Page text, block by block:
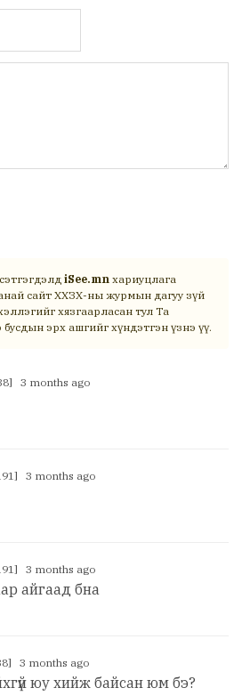
iSee.mn хариуцлага
сайт ХХЗХ-ны журмын дагуу зүй
хязгаарласан тул Та
бусдын эрх ашгийг хүндэтгэн үзнэ үү.
3 months ago
3 months ago
3 months ago
айгаад бна
3 months ago
юу хийж байсан юм бэ?